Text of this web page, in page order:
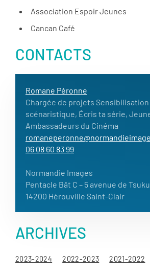
Association Espoir Jeunes
Cancan Café
CONTACTS
Romane Péronne
Chargée de projets
scénaristique, Écris ta série,
Ambassadeurs du Cinéma
06 08 60 83 99
Normandie Images
Pentacle Bât C – 5 avenue de
14200 Hérouville Saint-Clair
ARCHIVES
2023-2024 2022-2023 2021-2022